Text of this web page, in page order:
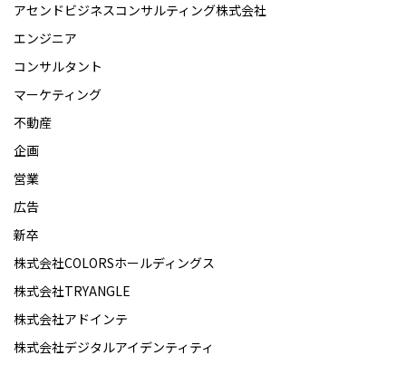
アセンドビジネスコンサルティング株式会社
エンジニア
コンサルタント
マーケティング
不動産
企画
営業
広告
新卒
株式会社COLORSホールディングス
株式会社TRYANGLE
株式会社アドインテ
株式会社デジタルアイデンティティ